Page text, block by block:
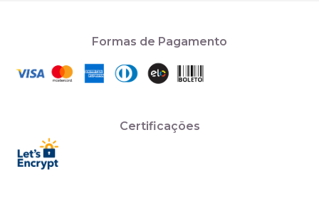
Formas de Pagamento
Certificações